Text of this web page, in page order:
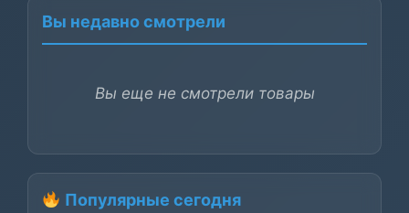
Вы недавно смотрели
Вы еще не смотрели товары
Популярные сегодня